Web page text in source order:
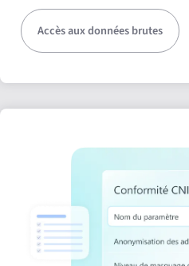
Accès aux données brutes